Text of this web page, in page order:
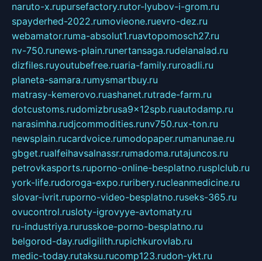
naruto-x.rupursefactory.rutor-lyubov-i-grom.ru
spayderhed-2022.rumovieone.ruevro-dez.ru
webamator.ruma-absolut1.ruavtopomosch27.ru
nv-750.runews-plain.runertansaga.rudelanalad.ru
dizfiles.ruyoutubefree.ruaria-family.ruroadli.ru
planeta-samara.rumysmartbuy.ru
matrasy-kemerovo.ruashanet.rutrade-farm.ru
dotcustoms.rudomizbrusa9x12spb.ruautodamp.ru
narasimha.rudjcommodities.runv750.rux-ton.ru
newsplain.rucardvoice.rumodopaper.rumanunae.ru
gbget.rualfeihavsalnassr.rumadoma.rutajuncos.ru
petrovkasports.ruporno-online-besplatno.rusplclub.ru
york-life.rudoroga-expo.ruribery.rucleanmedicine.ru
slovar-ivrit.ruporno-video-besplatno.ruseks-365.ru
ovucontrol.rusloty-igrovyye-avtomaty.ru
ru-industriya.rurusskoe-porno-besplatno.ru
belgorod-day.rudigilith.rupichkurovlab.ru
medic-today.rutaksu.rucomp123.rudon-ykt.ru